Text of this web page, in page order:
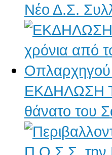
Νέο Δ.Σ.
ΕΚΔΗΛΩΣΗ
θάνατο του